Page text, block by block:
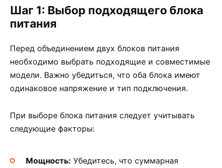
Шаг 1: Выбор подходящего блока
питания
Перед объединением двух блоков питания
необходимо выбрать подходящие и совместимые
модели. Важно убедиться, что оба блока имеют
одинаковое напряжение и тип подключения.
При выборе блока питания следует учитывать
следующие факторы:
Мощность: Убедитесь, что суммарная